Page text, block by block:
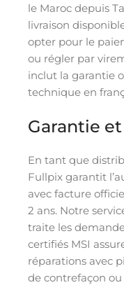
le Maroc depuis
livraison
opter pour le
ou régler par
inclut la garantie
technique en
Garantie
En tant que
Fullpix garantit
avec facture
2 ans. Notre
traite les
certifiés MSI
réparations avec
de contrefaçon